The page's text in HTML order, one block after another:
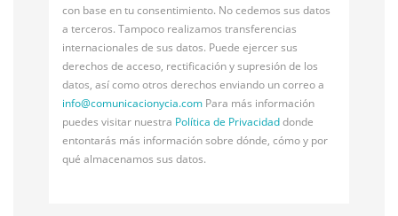
con base en tu consentimiento. No cedemos sus datos
a terceros. Tampoco realizamos transferencias
internacionales de sus datos. Puede ejercer sus
derechos de acceso, rectificación y supresión de los
datos, así como otros derechos enviando un correo a
info@comunicacionycia.com Para más información
puedes visitar nuestra Política de Privacidaddonde
entontarás más información sobre dónde, cómo y por
qué almacenamos sus datos.